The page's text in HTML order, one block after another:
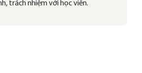
trách nhiệm với học viên.